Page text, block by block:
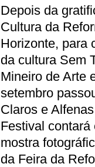
Depois da
Cultura da
Horizonte, para
da cultura Sem
Mineiro de Arte
setembro
Claros e
Festival
mostra
da Feira da